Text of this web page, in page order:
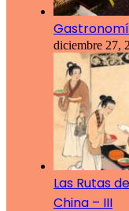
diciembre 27,
Las Rutas
China – III